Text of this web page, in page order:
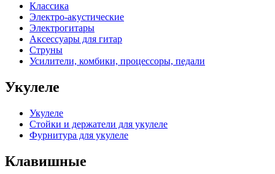
Классика
Электро-акустические
Электрогитары
Аксессуары для гитар
Струны
Усилители, комбики, процессоры, педали
Укулеле
Укулеле
Стойки и держатели для укулеле
Фурнитура для укулеле
Клавишные